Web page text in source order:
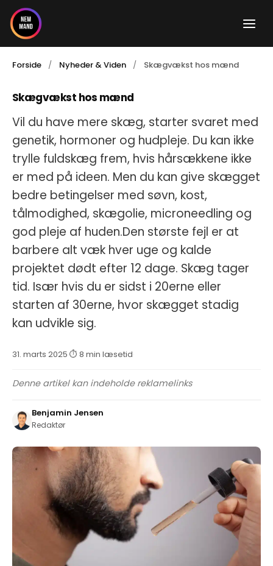
Gå
indholdet
Forside Nyheder & Viden Skægvækst hos mænd
Skægvækst hos mænd
Vil du have mere skæg, starter svaret med
genetik, hormoner og hudpleje. Du kan ikke
trylle fuldskæg frem, hvis hårsækkene ikke
er med på ideen. Men du kan give skægget
bedre betingelser med søvn, kost,
tålmodighed, skægolie, microneedling og
god pleje af huden.Den største fejl er at
barbere alt væk hver uge og kalde
projektet dødt efter 12 dage. Skæg tager
tid. Især hvis du er sidst i 20erne eller
starten af 30erne, hvor skægget stadig
kan udvikle sig.
31. marts 2025·⏱ 8 min læsetid·
Denne artikel kan indeholde reklamelinks
Benjamin Jensen
Redaktør